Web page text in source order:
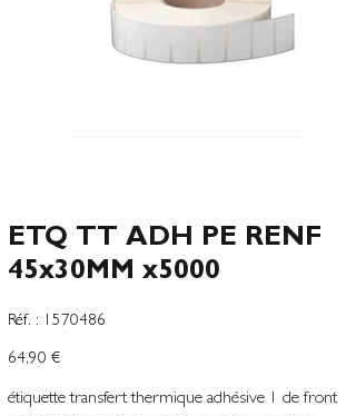
ETQ TT ADH PE RENF
45x30MM x5000
Réf. :
SKU
1570486
1570486
Precio
64,90 €
étiquette transfert thermique adhésive 1 de front